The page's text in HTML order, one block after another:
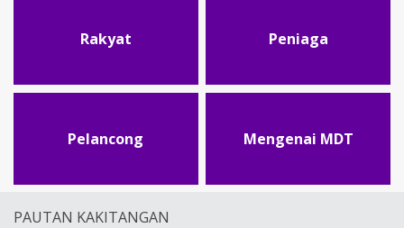
Rakyat Peniaga
Pelancong Mengenai MDT
PAUTAN KAKITANGAN